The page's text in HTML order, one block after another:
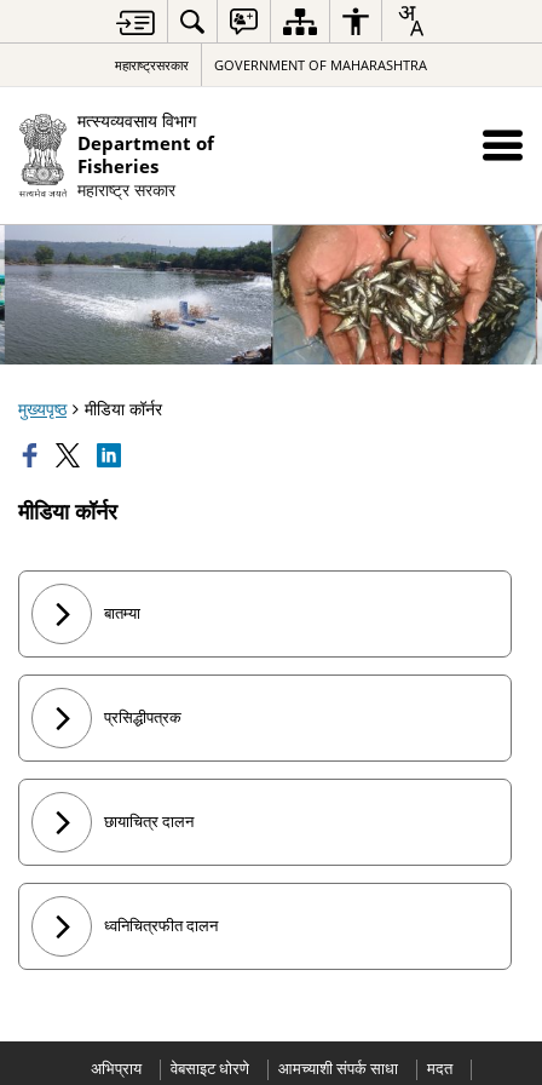
महाराष्ट्रसरकार GOVERNMENT OF MAHARASHTRA
मत्स्यव्यवसाय विभाग
Department of
Fisheries
महाराष्ट्र सरकार
मुख्यपृष्ठ मीडिया कॉर्नर
मीडिया कॉर्नर
बातम्या
प्रसिद्धीपत्रक
छायाचित्र दालन
ध्वनिचित्रफीत दालन
अभिप्राय वेबसाइट धोरणे आमच्याशी संपर्क साधा मदत